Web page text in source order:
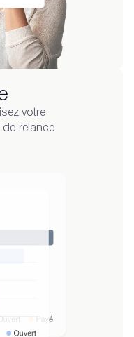
votre
de relance